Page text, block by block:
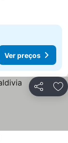
Ver preços
Partilhar